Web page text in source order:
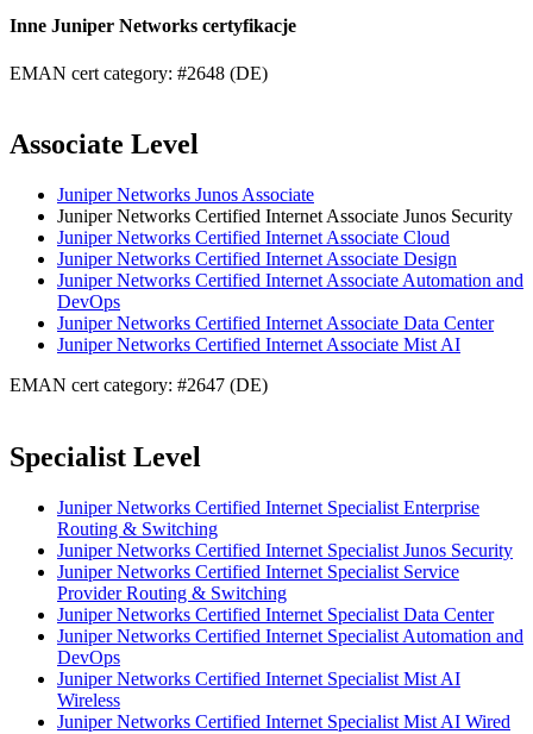
Inne Juniper Networks certyfikacje
EMAN cert category: #2648 (DE)
Associate Level
Juniper Networks Junos Associate
Juniper Networks Certified Internet Associate Junos Security
Juniper Networks Certified Internet Associate Cloud
Juniper Networks Certified Internet Associate Design
Juniper Networks Certified Internet Associate Automation and
DevOps
Juniper Networks Certified Internet Associate Data Center
Juniper Networks Certified Internet Associate Mist AI
EMAN cert category: #2647 (DE)
Specialist Level
Juniper Networks Certified Internet Specialist Enterprise
Routing & Switching
Juniper Networks Certified Internet Specialist Junos Security
Juniper Networks Certified Internet Specialist Service
Provider Routing & Switching
Juniper Networks Certified Internet Specialist Data Center
Juniper Networks Certified Internet Specialist Automation and
DevOps
Juniper Networks Certified Internet Specialist Mist AI
Wireless
Juniper Networks Certified Internet Specialist Mist AI Wired